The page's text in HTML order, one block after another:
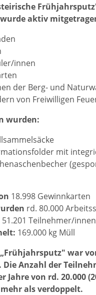
aktiv
innen
der Berg- und
von Freiwilligen
wurden:
mit
18.998 Gewinnkarten
rd. 80.000
51.201 Teilnehmer/innen
169.000 kg Müll
war
Die Anzahl der
Jahre von rd. 20.000
als verdoppelt.